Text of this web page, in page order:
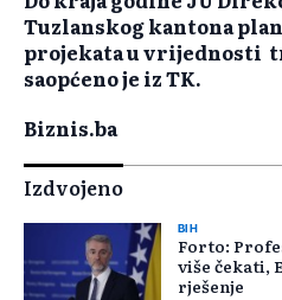
Tuzlanskog kantona
projekata u vrijednosti
saopćeno je iz TK.
Biznis.ba
Izdvojeno
BIH
Forto:
više čekati,
rješenje